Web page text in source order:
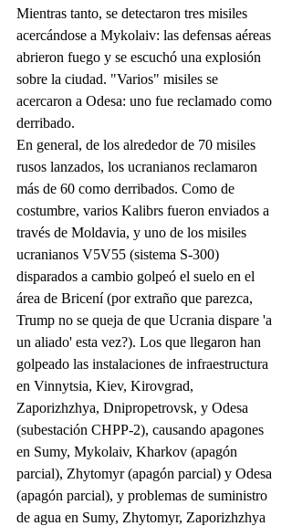
Mientras tanto, se detectaron tres misiles
acercándose a Mykolaiv: las defensas aéreas
abrieron fuego y se escuchó una explosión
sobre la ciudad. "Varios" misiles se
acercaron a Odesa: uno fue reclamado como
derribado.
En general, de los alrededor de 70 misiles
rusos lanzados, los ucranianos reclamaron
más de 60 como derribados. Como de
costumbre, varios Kalibrs fueron enviados a
través de Moldavia, y uno de los misiles
ucranianos V5V55 (sistema S-300)
disparados a cambio golpeó el suelo en el
área de Bricení (por extraño que parezca,
Trump no se queja de que Ucrania dispare 'a
un aliado' esta vez?). Los que llegaron han
golpeado las instalaciones de infraestructura
en Vinnytsia, Kiev, Kirovgrad,
Zaporizhzhya, Dnipropetrovsk, y Odesa
(subestación CHPP-2), causando apagones
en Sumy, Mykolaiv, Kharkov (apagón
parcial), Zhytomyr (apagón parcial) y Odesa
(apagón parcial), y problemas de suministro
de agua en Sumy, Zhytomyr, Zaporizhzhya